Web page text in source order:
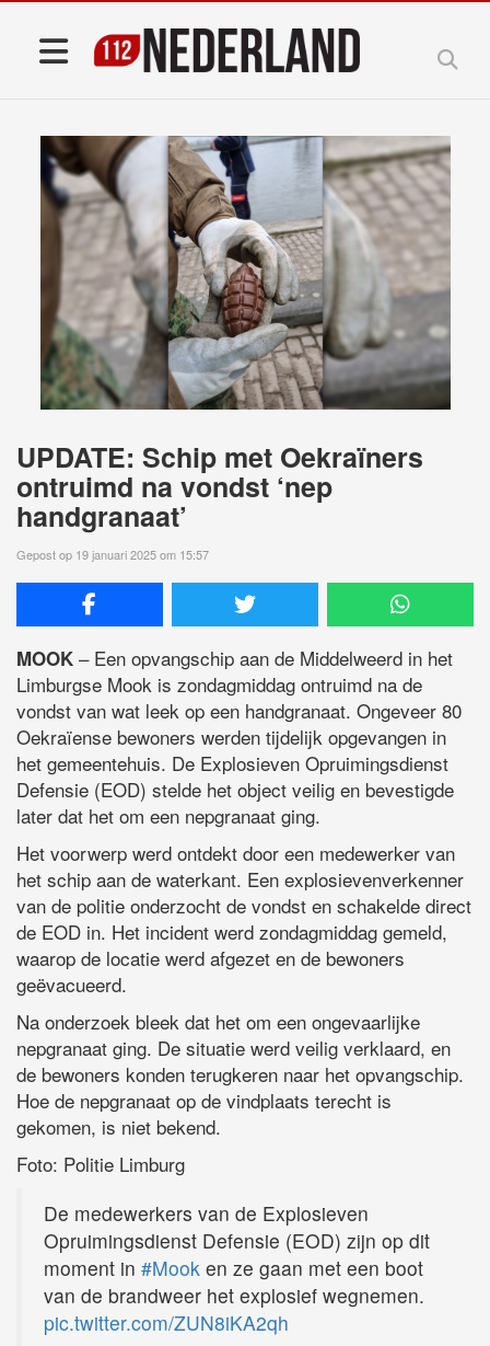
UPDATE: Schip met Oekraïners
ontruimd na vondst ‘nep
handgranaat’
Gepost op 19 januari 2025 om 15:57
MOOK – Een opvangschip aan de Middelweerd in het
Limburgse Mook is zondagmiddag ontruimd na de
vondst van wat leek op een handgranaat. Ongeveer 80
Oekraïense bewoners werden tijdelijk opgevangen in
het gemeentehuis. De Explosieven Opruimingsdienst
Defensie (EOD) stelde het object veilig en bevestigde
later dat het om een nepgranaat ging.
Het voorwerp werd ontdekt door een medewerker van
het schip aan de waterkant. Een explosievenverkenner
van de politie onderzocht de vondst en schakelde direct
de EOD in. Het incident werd zondagmiddag gemeld,
waarop de locatie werd afgezet en de bewoners
geëvacueerd.
Na onderzoek bleek dat het om een ongevaarlijke
nepgranaat ging. De situatie werd veilig verklaard, en
de bewoners konden terugkeren naar het opvangschip.
Hoe de nepgranaat op de vindplaats terecht is
gekomen, is niet bekend.
Foto: Politie Limburg
De medewerkers van de Explosieven
Opruimingsdienst Defensie (EOD) zijn op dit
moment in #Mook en ze gaan met een boot
van de brandweer het explosief wegnemen.
pic.twitter.com/ZUN8iKA2qh